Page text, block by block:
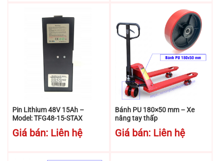
Pin Lithium 48V 15Ah –
Model: TFG48-15-STAX
Giá bán: Liên hệ
Bánh PU 180×50 mm – Xe
nâng tay thấp
Giá bán: Liên hệ